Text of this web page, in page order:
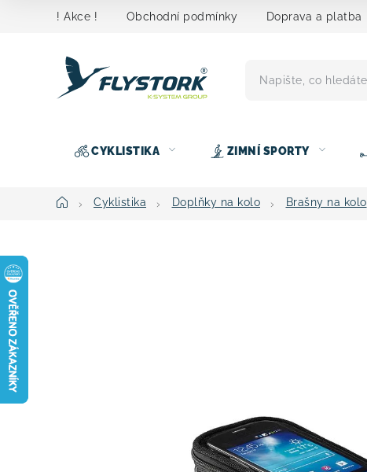
! Akce ! Obchodní podmínky Doprava a platba
CYKLISTIKA ZIMNÍ SPORTY
DomůCyklistika Doplňky na kolo Brašny na kolo